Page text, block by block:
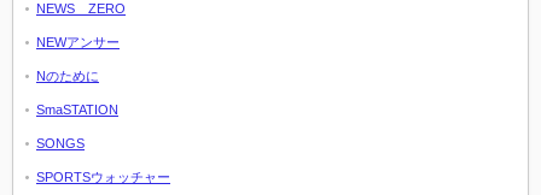
NEWS ZERO
NEWアンサー
Nのために
SmaSTATION
SONGS
SPORTSウォッチャー